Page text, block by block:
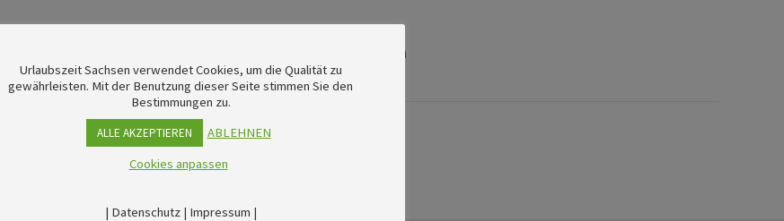
Steinchenbande Waldheim), im Stadtmuseum in Döbeln
Urlaubszeit Sachsen verwendet Cookies, um die Qualität zu
gewährleisten. Mit der Benutzung dieser Seite stimmen Sie den
Bestimmungen zu.
ALLE AKZEPTIEREN
ABLEHNEN
Cookies anpassen
| Datenschutz| Impressum |